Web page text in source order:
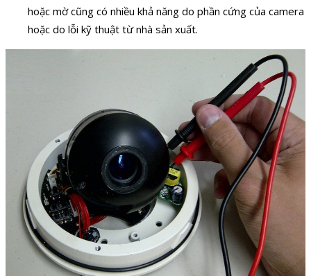
hoặc mờ cũng có nhiều khả năng do phần cứng của camera
hoặc do lỗi kỹ thuật từ nhà sản xuất.